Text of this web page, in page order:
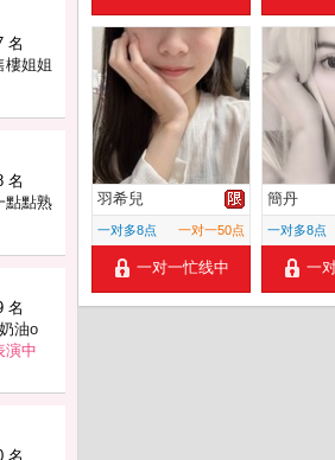
名
樓姐姐
名
點點熟
名
油o
演中
名
羽希兒
一对多8点 一对一50点
一对一忙线中
簡丹
一对多8点
一